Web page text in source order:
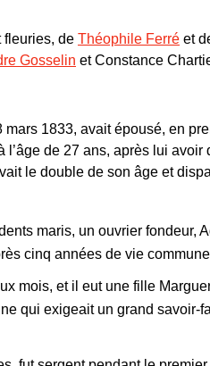
fleuries, de Théophile Ferré et
Gosselin et Constance
1833, avait épousé, en
de 27 ans, après lui avoir
le double de son âge et
maris, un ouvrier fondeur,
cinq années de vie
mois, et il eut une fille
qui exigeait un grand savoir-